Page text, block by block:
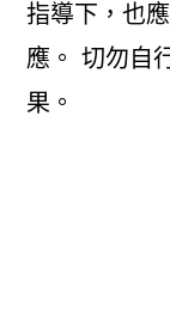
指導下，也
應。 切勿自
果。